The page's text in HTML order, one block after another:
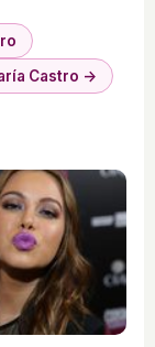
Castro →